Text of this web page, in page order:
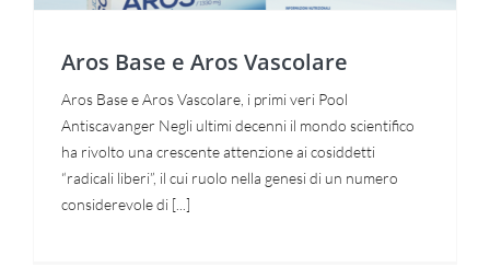
Aros Base e Aros Vascolare
Aros Base e Aros Vascolare, i primi veri Pool
Antiscavanger Negli ultimi decenni il mondo scientifico
ha rivolto una crescente attenzione ai cosiddetti
“radicali liberi”, il cui ruolo nella genesi di un numero
considerevole di [...]